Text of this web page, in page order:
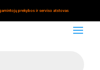
prekybos ir serviso atstovas